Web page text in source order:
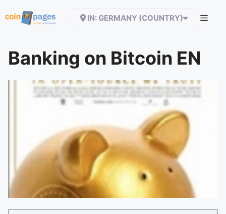
Inhalt
IN: GERMANY (COUNTRY)
Banking on Bitcoin EN